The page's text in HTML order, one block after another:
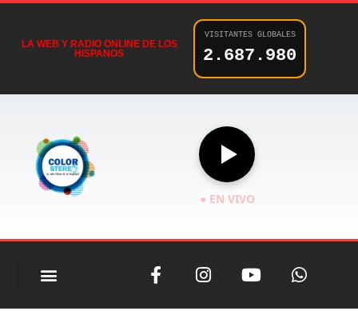
LA WEB Y RADIO ONLINE DE LOS
HISPANOS
VISITANTES GLOBALES
2.687.980
● EN VIVO